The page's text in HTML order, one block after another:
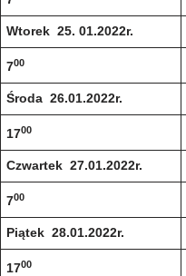
Wtorek 25. 01.2022r.
700
Środa 26.01.2022r.
1700
Czwartek 27.01.2022r.
700
Piątek 28.01.2022r.
1700